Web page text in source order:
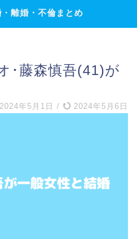
離婚・不倫まとめ
･藤森慎吾(41)が
2024年5月1日 / 2024年5月6日